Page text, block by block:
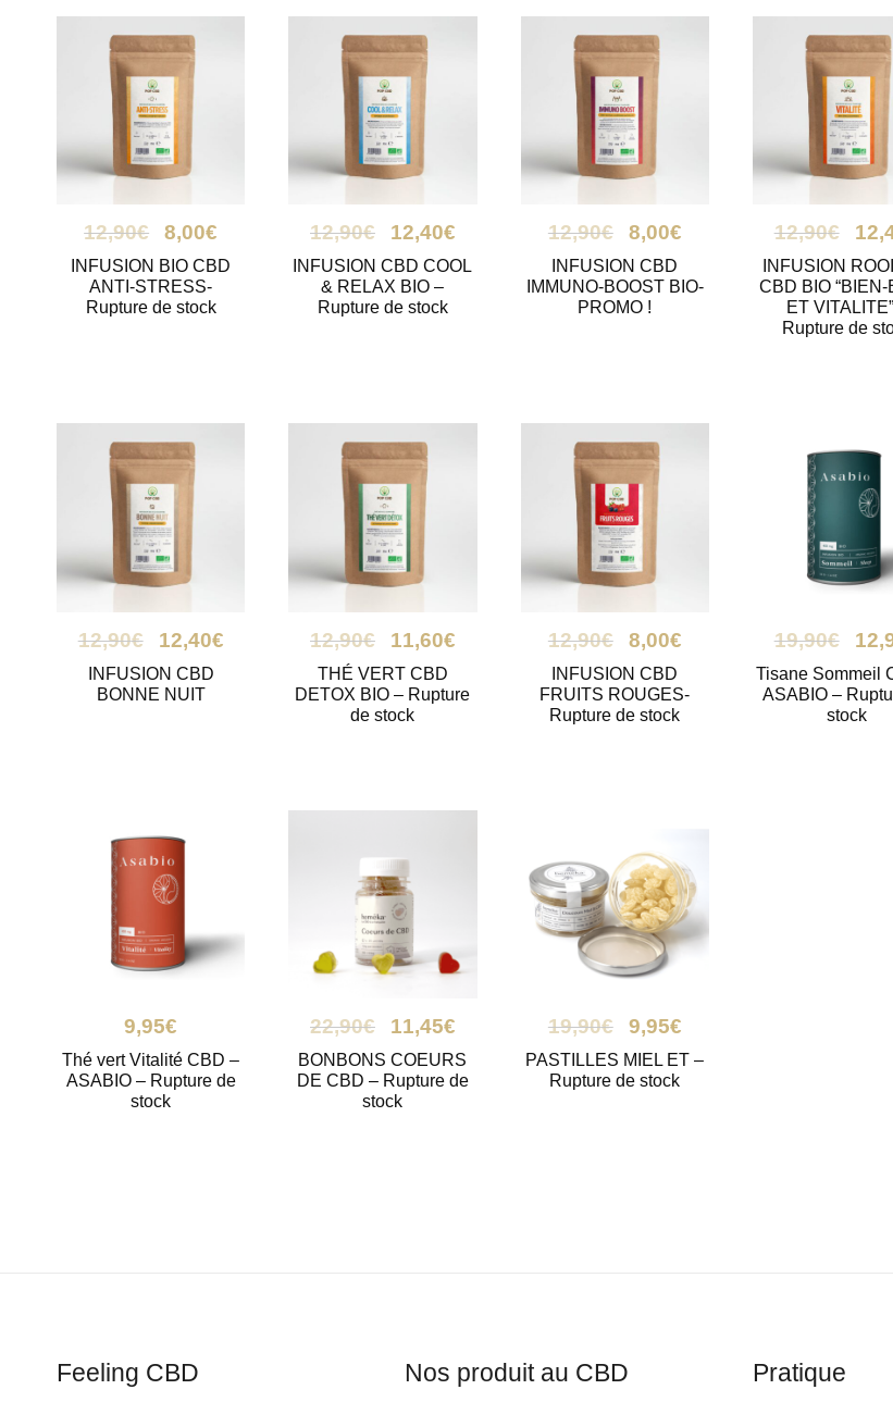
12,90€ 8,00€
INFUSION BIO CBD
ANTI-STRESS-
Rupture de stock
12,90€ 12,40€
INFUSION CBD COOL
& RELAX BIO –
Rupture de stock
12,90€ 8,00€
INFUSION CBD
IMMUNO-BOOST BIO-
PROMO !
12,90€
INFUSION
CBD BIO “BIEN-
ET
Rupture de
12,90€ 12,40€
INFUSION CBD
BONNE NUIT
12,90€ 11,60€
THÉ VERT CBD
DETOX BIO – Rupture
de stock
12,90€ 8,00€
INFUSION CBD
FRUITS ROUGES-
Rupture de stock
19,90€
Tisane Sommeil
ASABIO –
stock
9,95€
Thé vert Vitalité CBD –
ASABIO – Rupture de
stock
22,90€ 11,45€
BONBONS COEURS
DE CBD – Rupture de
stock
19,90€ 9,95€
PASTILLES MIEL ET –
Rupture de stock
Feeling CBD Nos produit au CBD Pratique